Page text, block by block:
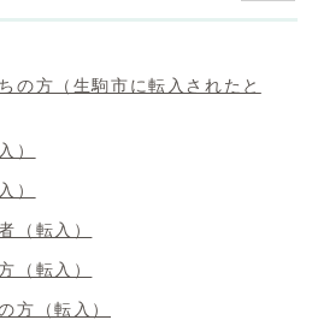
の方（生駒市に転入されたと
）
）
（転入）
（転入）
方（転入）